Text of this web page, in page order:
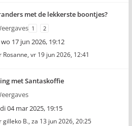
met de lekkerste boontjes?
1 2
wo 17 jun 2026, 19:12
Rosanne, vr 19 jun 2026, 12:41
met Santaskoffie
di 04 mar 2025, 19:15
gilleko B., za 13 jun 2026, 20:25